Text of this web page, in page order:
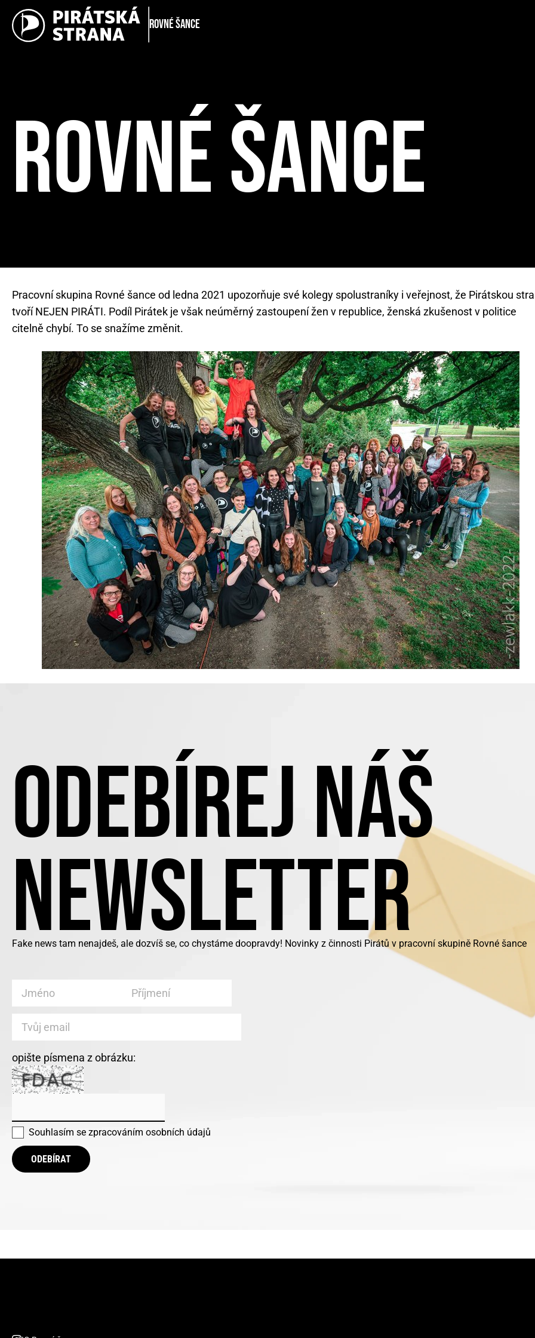
Rovné šance
ROVNÉ ŠANCE
Pracovní skupina Rovné šance od ledna 2021 upozorňuje své kolegy spolustraníky i veřejnost, že Pirátskou
tvoří NEJEN PIRÁTI. Podíl Pirátek je však neúměrný zastoupení žen v republice, ženská zkušenost v politice
citelně chybí. To se snažíme změnit.
ODEBÍREJ NÁŠ
NEWSLETTER
Fake news tam nenajdeš, ale dozvíš se, co chystáme doopravdy! Novinky z činnosti Pirátů v pracovní skupině Rovné šance
opište písmena z obrázku:
Souhlasím se zpracováním osobních údajů
ODEBÍRAT